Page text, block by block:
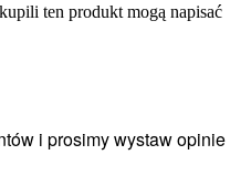
ten produkt mogą napisać
i prosimy wystaw opinie